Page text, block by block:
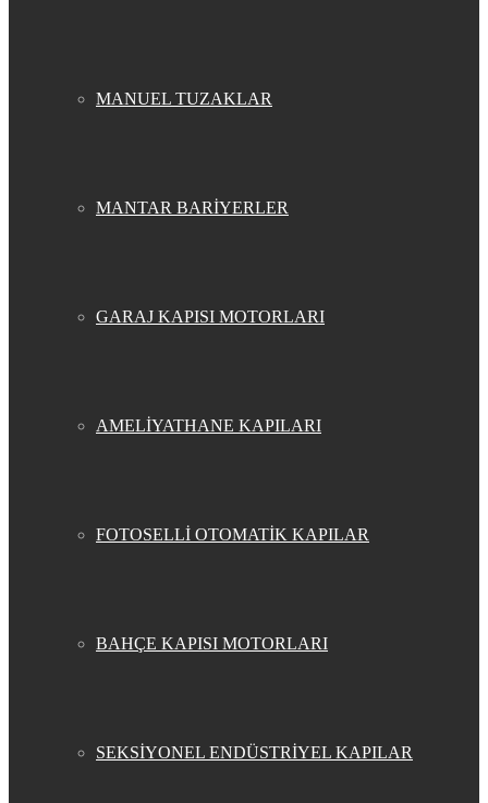
MANUEL TUZAKLAR
MANTAR BARİYERLER
GARAJ KAPISI MOTORLARI
AMELİYATHANE KAPILARI
FOTOSELLİ OTOMATİK KAPILAR
BAHÇE KAPISI MOTORLARI
SEKSİYONEL ENDÜSTRİYEL KAPILAR